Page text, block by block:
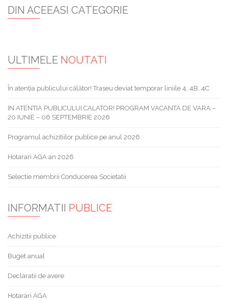
DIN ACEEASI CATEGORIE
ULTIMELE NOUTATI
În atenția publicului călător! Traseu deviat temporar liniile 4, 4B, 4C
IN ATENTIA PUBLICULUI CALATOR! PROGRAM VACANTA DE VARA –
20 IUNIE – 06 SEPTEMBRIE 2026
Programul achizitiilor publice pe anul 2026
Hotarari AGA an 2026
Selectie membrii Conducerea Societatii
INFORMATII PUBLICE
Achizitii publice
Buget anual
Declaratii de avere
Hotarari AGA